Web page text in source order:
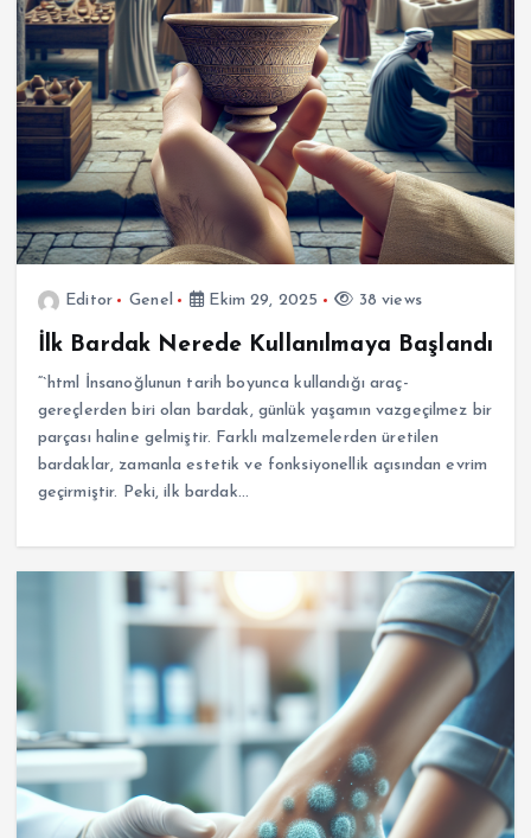
Editor Genel Ekim 29, 2025 38 views
İlk Bardak Nerede Kullanılmaya Başlandı
“`html İnsanoğlunun tarih boyunca kullandığı araç-
gereçlerden biri olan bardak, günlük yaşamın vazgeçilmez bir
parçası haline gelmiştir. Farklı malzemelerden üretilen
bardaklar, zamanla estetik ve fonksiyonellik açısından evrim
geçirmiştir. Peki, ilk bardak…